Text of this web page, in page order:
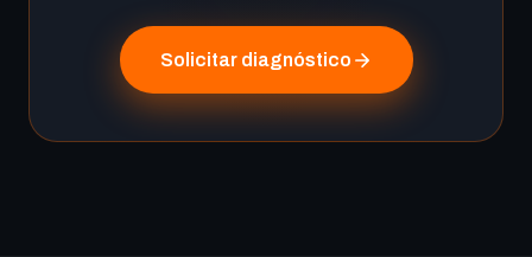
Solicitar diagnóstico